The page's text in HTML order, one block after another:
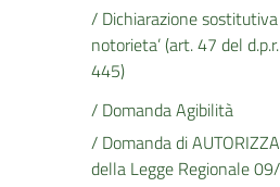
/ Dichiarazione
notorieta’ (art. 47 del
445)
/ Domanda Agibilità
/ Domanda di
della Legge Regionale